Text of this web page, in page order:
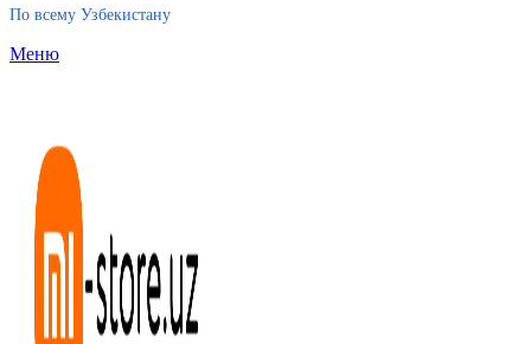
По всему Узбекистану
Меню